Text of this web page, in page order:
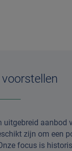
uitgebreid aanbod
zijn om een
focus is